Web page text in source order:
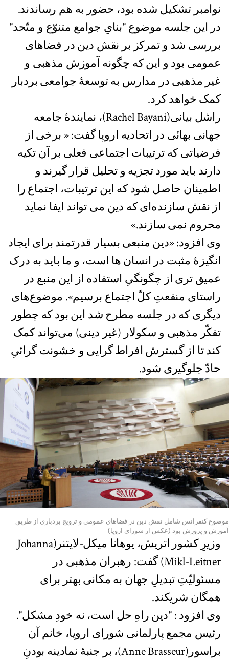
نوامبر تشکیل شده بود، حضور به هم رساندند.
در این جلسه موضوع "بنایِ جوامع متنوّع و متّحد"
بررسی شد و تمرکز بر نقش دین در فضاهای
عمومی بود و این ‌که چگونه آموزش مذهبی و
غیر مذهبی در مدارس به توسعۀ جوامعی بردبار
کمک خواهد کرد.
راشل بیانی(Rachel Bayani)، نمایندۀ جامعه
جهانی بهائی در اتحادیه اروپا گفت: « برخی از
فرضیاتی که ترتیبات اجتماعی فعلی بر آن تکیه
دارند باید مورد تجزیه و تحلیل قرار گیرند و
اطمینان حاصل شود که این ترتیبات، اجتماع را
از نقش سازنده‌ای که دین می تواند ایفا نماید
محروم نمی سازند.»
وی افزود: «دین منبعی بسیار قدرتمند برای ایجاد
انگیزۀ مثبت در انسان ها است، و ما باید به درک
عمیق تری از چگونگیِ استفاده از این منبع در
راستای منفعتِ کلّ اجتماع برسیم». موضوع‌های
دیگری که در جلسه مطرح شد این بود که چطور
تفکّر مذهبی و سکولار (غیر دینی) می‌تواند کمک
کند تا از گسترش افراط گرایی و خشونت گرائیِ
حادّ جلوگیری شود.
موضوع کنفرانس شامل نقش دین در فضاهای عمومی و ترویج بردباری از طریق
آموزش و پرورش بود (عکس از شورای اروپا)
وزیرِ کشور اتریش، یوهانا میکل-لایتنر(Johanna
Mikl-Leitner) گفت: رهبران مذهبی در
مسئولیّتِ تبدیلِ جهان به مکانی بهتر برای
همگان شریکند.
وی افزود : "دین راهِ حل است، نه خودِ مشکل".
رئیس مجمع پارلمانی شورای اروپا، خانم آن
براسور(Anne Brasseur)، بر جنبۀ نمادینه بودنِ